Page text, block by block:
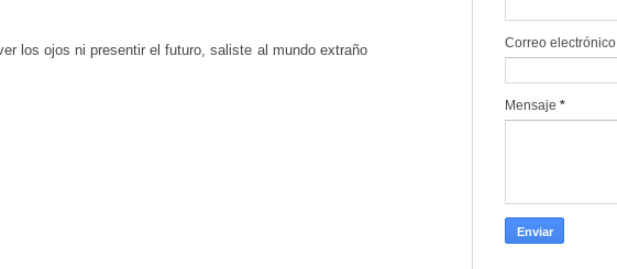
los ojos ni presentir el futuro, saliste al mundo extraño
Correo electrónico
Mensaje *